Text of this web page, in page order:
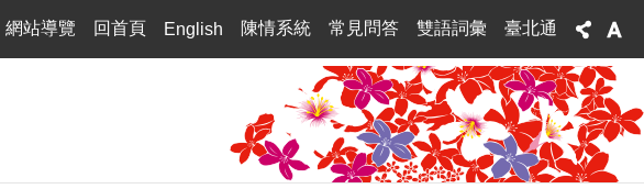
網站導覽 回首頁 English 陳情系統 常見問答 雙語詞彙 臺北通